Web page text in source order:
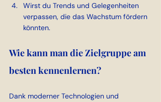
Wirst du Trends und Gelegenheiten
verpassen, die das Wachstum fördern
könnten.
Wie kann man die Zielgruppe am
besten kennenlernen?
Dank moderner Technologien und